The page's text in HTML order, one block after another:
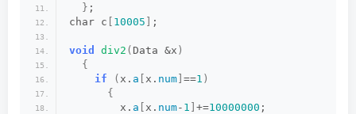
} ;
char c
10005 ;
void div2 ( Data &x )
{
if
( x. a x. num ==1 )
{
        x.
a x. num- 1 +=10000000 ;